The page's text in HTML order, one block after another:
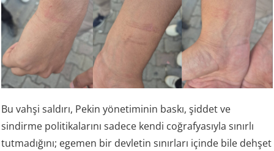
Bu vahşi saldırı, Pekin yönetiminin baskı, şiddet ve
sindirme politikalarını sadece kendi coğrafyasıyla sınırlı
tutmadığını; egemen bir devletin sınırları içinde bile dehşet